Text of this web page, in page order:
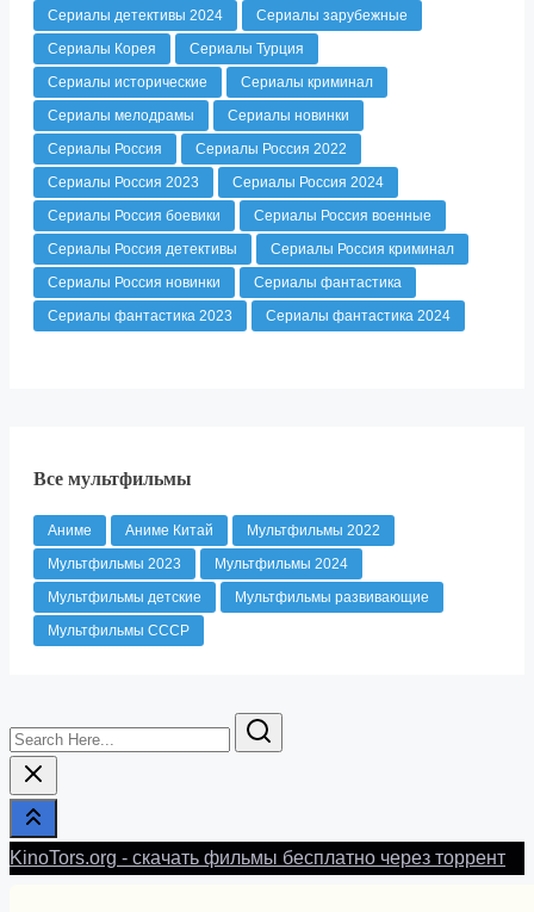
Сериалы детективы 2024
Сериалы зарубежные
Сериалы Корея
Сериалы Турция
Сериалы исторические
Сериалы криминал
Сериалы мелодрамы
Сериалы новинки
Сериалы Россия
Сериалы Россия 2022
Сериалы Россия 2023
Сериалы Россия 2024
Сериалы Россия боевики
Сериалы Россия военные
Сериалы Россия детективы
Сериалы Россия криминал
Сериалы Россия новинки
Сериалы фантастика
Сериалы фантастика 2023
Сериалы фантастика 2024
Все мультфильмы
Аниме Аниме Китай
Мультфильмы 2022
Мультфильмы 2023
Мультфильмы 2024
Мультфильмы детские
Мультфильмы развивающие
Мультфильмы СССР
Search
Here...
KinoTors.org - скачать фильмы бесплатно через торрент